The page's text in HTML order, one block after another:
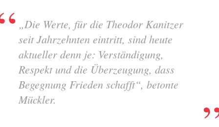
„Die Werte, für die Theodor Kanitzer
seit Jahrzehnten eintritt, sind heute
aktueller denn je: Verständigung,
Respekt und die Überzeugung, dass
Begegnung Frieden schafft“, betonte
Mückler.